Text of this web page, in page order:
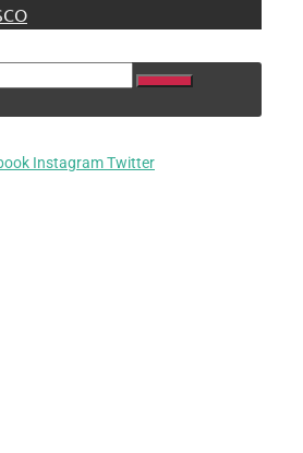
InstagramTwitter